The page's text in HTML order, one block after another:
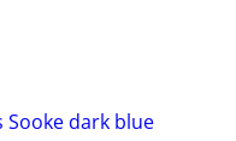
Sooke dark blue